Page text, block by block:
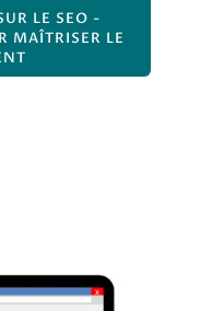
LE SEO -
MAÎTRISER LE